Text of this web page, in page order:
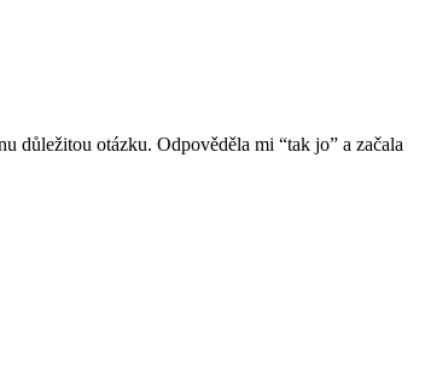
důležitou otázku. Odpověděla mi “tak jo” a začala